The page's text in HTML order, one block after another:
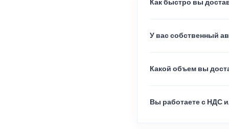
Как быстро вы
У вас собственный
Какой объем вы
Вы работаете с НДС